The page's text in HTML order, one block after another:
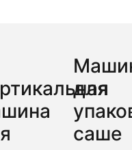
для
саше